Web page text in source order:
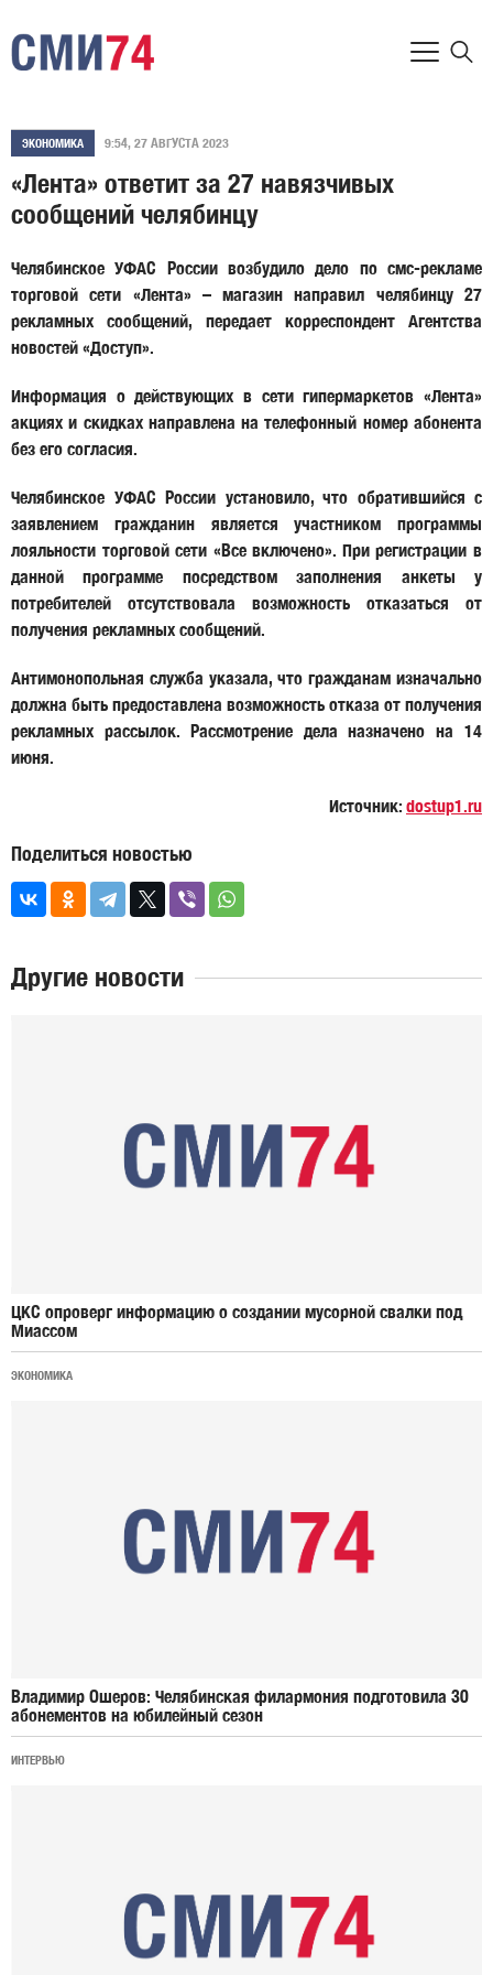
ЭКОНОМИКА 9:54, 27 АВГУСТА 2023
«Лента» ответит за 27 навязчивых
сообщений челябинцу
Челябинское УФАС России возбудило дело по смс-рекламе
торговой сети «Лента» – магазин направил челябинцу 27
рекламных сообщений, передает корреспондент Агентства
новостей «Доступ».
Информация о действующих в сети гипермаркетов «Лента»
акциях и скидках направлена на телефонный номер абонента
без его согласия.
Челябинское УФАС России установило, что обратившийся с
заявлением гражданин является участником программы
лояльности торговой сети «Все включено». При регистрации в
данной программе посредством заполнения анкеты у
потребителей отсутствовала возможность отказаться от
получения рекламных сообщений.
Антимонопольная служба указала, что гражданам изначально
должна быть предоставлена возможность отказа от получения
рекламных рассылок. Рассмотрение дела назначено на 14
июня.
Источник: dostup1.ru
Поделиться новостью
Другие новости
ЦКС опроверг информацию о создании мусорной свалки под
Миассом
ЭКОНОМИКА
Владимир Ошеров: Челябинская филармония подготовила 30
абонементов на юбилейный сезон
ИНТЕРВЬЮ